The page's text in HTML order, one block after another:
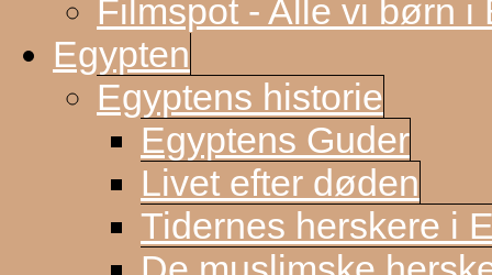
Filmspot - Alle vi børn i
Egypten
Egyptens historie
Egyptens Guder
Livet efter døden
Tidernes herskere i